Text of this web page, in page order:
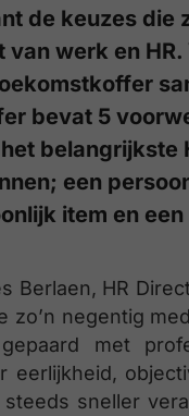
de keuzes die
werk en
bevat 5
belangrijkste
een
item en
HR
negentig
met
sneller